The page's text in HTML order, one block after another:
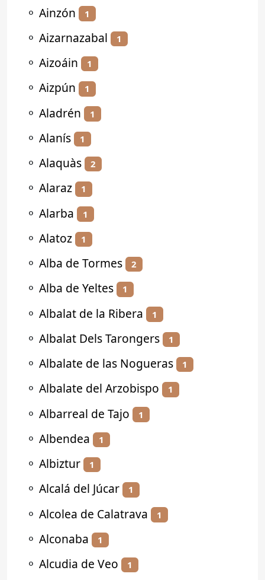
⚬ Ainzón 1
⚬ Aizarnazabal 1
⚬ Aizoáin 1
⚬ Aizpún 1
⚬ Aladrén 1
⚬ Alanís 1
⚬ Alaquàs 2
⚬ Alaraz 1
⚬ Alarba 1
⚬ Alatoz 1
⚬ Alba de Tormes 2
⚬ Alba de Yeltes 1
⚬ Albalat de la Ribera 1
⚬ Albalat Dels Tarongers 1
⚬ Albalate de las Nogueras 1
⚬ Albalate del Arzobispo 1
⚬ Albarreal de Tajo 1
⚬ Albendea 1
⚬ Albiztur 1
⚬ Alcalá del Júcar 1
⚬ Alcolea de Calatrava 1
⚬ Alconaba 1
⚬ Alcudia de Veo 1